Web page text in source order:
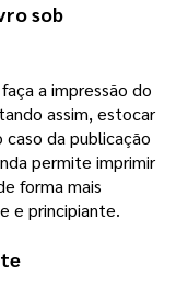
sob
a impressão do
assim, estocar
caso da publicação
permite imprimir
forma mais
e principiante.